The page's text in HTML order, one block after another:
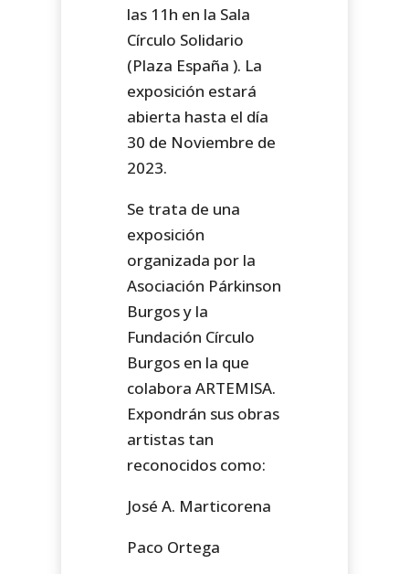
las 11h en la Sala
Círculo Solidario
(Plaza España ). La
exposición estará
abierta hasta el día
30 de Noviembre de
2023.
Se trata de una
exposición
organizada por la
Asociación Párkinson
Burgos y la
Fundación Círculo
Burgos en la que
colabora ARTEMISA.
Expondrán sus obras
artistas tan
reconocidos como:
José A. Marticorena
Paco Ortega